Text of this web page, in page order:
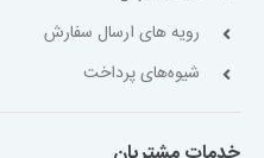
رویه های ارسال سفارش
شیوه‌های پرداخت